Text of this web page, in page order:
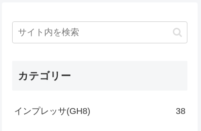
カテゴリー
インプレッサ(GH8) 38